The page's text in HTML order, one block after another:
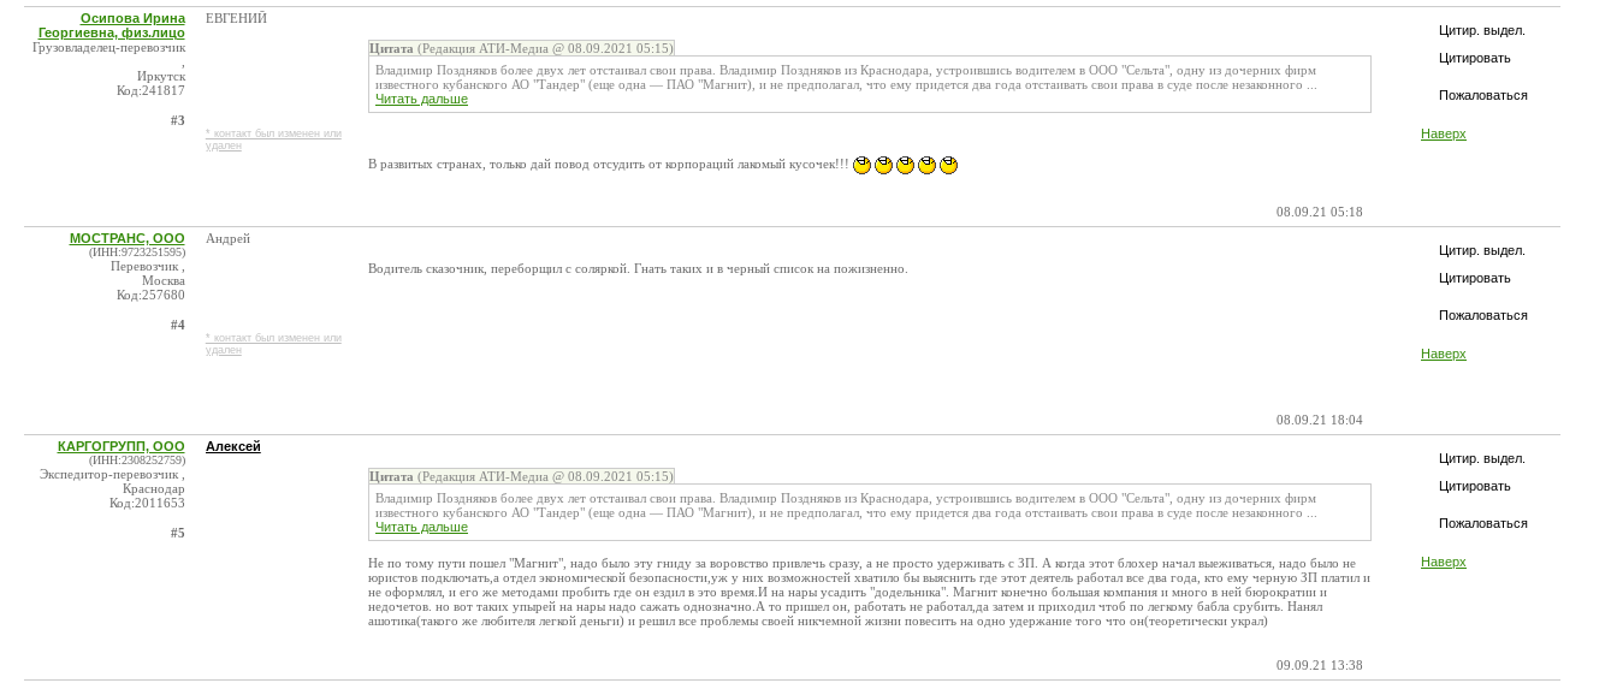
Цитир. выдел.
Цитировать
Пожаловаться
Наверх
Осипова Ирина
Георгиевна, физ.лицо
Грузовладелец-перевозчик
Иркутск
Код:241817
#3
ЕВГЕНИЙ
* контакт был изменен или
удален
Цитата (Редакция АТИ-Медиа @ 08.09.2021 05:15)
Владимир Поздняков более двух лет отстаивал свои права. Владимир Поздняков из Краснодара, устроившись водителем в ООО "Сельта", одну из дочерних фирм
известного кубанского АО "Тандер" (еще одна — ПАО "Магнит), и не предполагал, что ему придется два года отстаивать свои права в суде после незаконного ...
Читать дальше
В развитых странах, только дай повод отсудить от корпораций лакомый кусочек!!!
08.09.21 05:18
Цитир. выдел.
Цитировать
Пожаловаться
Наверх
МОСТРАНС, ООО
(ИНН:9723251595)
Перевозчик ,
Москва
Код:257680
#4
Андрей
* контакт был изменен или
удален
Водитель сказочник, переборщил с соляркой. Гнать таких и в черный список на пожизненно.
08.09.21 18:04
Цитир. выдел.
Цитировать
Пожаловаться
Наверх
КАРГОГРУПП, ООО
(ИНН:2308252759)
Экспедитор-перевозчик ,
Краснодар
Код:2011653
#5
Алексей
Цитата (Редакция АТИ-Медиа @ 08.09.2021 05:15)
Владимир Поздняков более двух лет отстаивал свои права. Владимир Поздняков из Краснодара, устроившись водителем в ООО "Сельта", одну из дочерних фирм
известного кубанского АО "Тандер" (еще одна — ПАО "Магнит), и не предполагал, что ему придется два года отстаивать свои права в суде после незаконного ...
Читать дальше
Не по тому пути пошел "Магнит", надо было эту гниду за воровство привлечь сразу, а не просто удерживать с ЗП. А когда этот блохер начал выеживаться, надо было не
юристов подключать,а отдел экономической безопасности,уж у них возможностей хватило бы выяснить где этот деятель работал все два года, кто ему черную ЗП платил и
не оформлял, и его же методами пробить где он ездил в это время.И на нары усадить "додельника". Магнит конечно большая компания и много в ней бюрократии и
недочетов. но вот таких упырей на нары надо сажать однозначно.А то пришел он, работать не работал,да затем и приходил чтоб по легкому бабла срубить. Нанял
ашотика(такого же любителя легкой деньги) и решил все проблемы своей никчемной жизни повесить на одно удержание того что он(теоретически украл)
09.09.21 13:38